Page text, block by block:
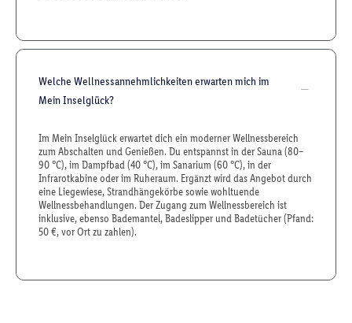
Welche Wellnessannehmlichkeiten erwarten mich im
Mein Inselglück?
Im Mein Inselglück erwartet dich ein moderner Wellnessbereich
zum Abschalten und Genießen. Du entspannst in der Sauna (80–
90 °C), im Dampfbad (40 °C), im Sanarium (60 °C), in der
Infrarotkabine oder im Ruheraum. Ergänzt wird das Angebot durch
eine Liegewiese, Strandhängekörbe sowie wohltuende
Wellnessbehandlungen. Der Zugang zum Wellnessbereich ist
inklusive, ebenso Bademantel, Badeslipper und Badetücher (Pfand:
50 €, vor Ort zu zahlen).